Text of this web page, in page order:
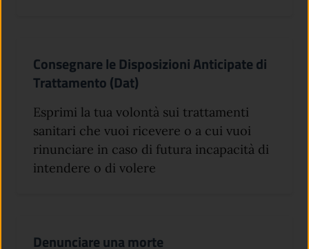
Consegnare le Disposizioni Anticipate di
Trattamento (Dat)
Esprimi la tua volontà sui trattamenti
sanitari che vuoi ricevere o a cui vuoi
rinunciare in caso di futura incapacità di
intendere o di volere
Denunciare una morte